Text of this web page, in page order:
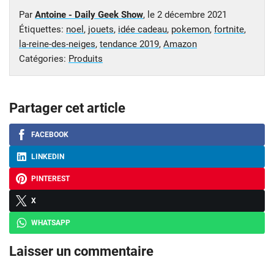
Par Antoine - Daily Geek Show, le 2 décembre 2021
Étiquettes: noel , jouets, idée cadeau, pokemon, fortnite,
la-reine-des-neiges, tendance 2019, Amazon
Catégories: Produits
Partager cet article
FACEBOOK
LINKEDIN
PINTEREST
X
WHATSAPP
Laisser un commentaire